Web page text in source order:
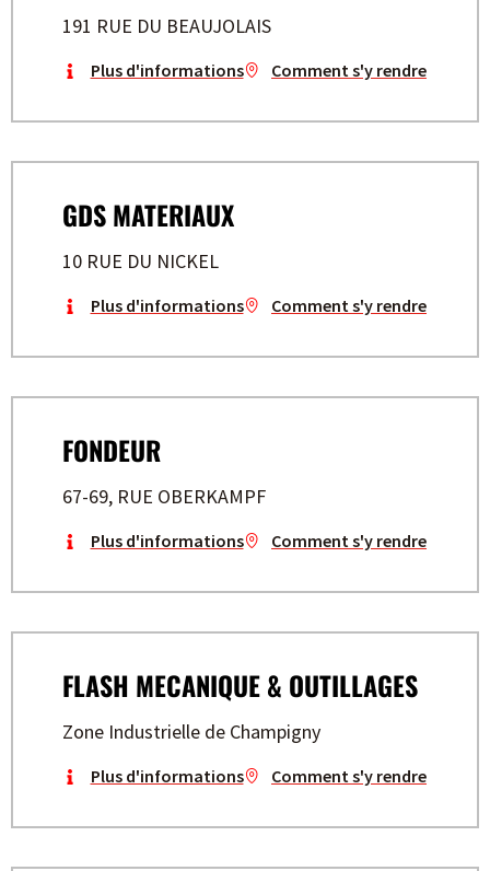
191 RUE DU BEAUJOLAIS
Plus d'informations Comment s'y rendre
GDS MATERIAUX
10 RUE DU NICKEL
Plus d'informations Comment s'y rendre
FONDEUR
67-69, RUE OBERKAMPF
Plus d'informations Comment s'y rendre
FLASH MECANIQUE & OUTILLAGES
Zone Industrielle de Champigny
Plus d'informations Comment s'y rendre